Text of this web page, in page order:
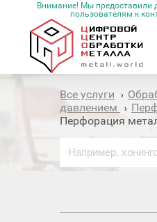
Внимание! Мы предоставили
пользователям к
Все услуги ›
давлением
›
Перфорация